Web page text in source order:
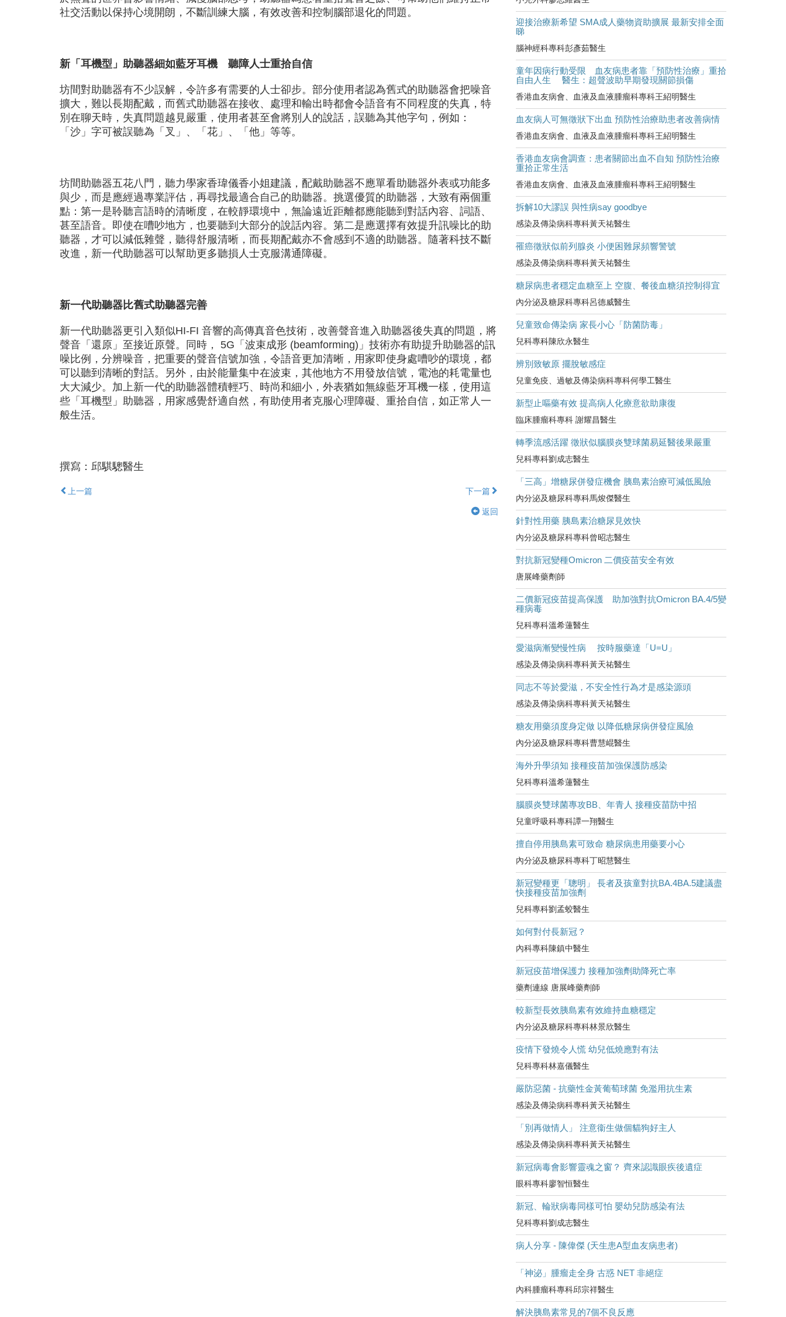
社交活動以保持心境開朗，不斷訓練大腦，有效改善和控制腦部退化的問題。
新「耳機型」 助聽器細如藍牙耳機 聽障人士重拾自信
坊間對助聽器有不少誤解，令許多有需要的人士卻步。部分使用者認為舊式的助聽器會把噪音
擴大，難以長期配戴，而舊式助聽器在接收、處理和輸出時都會令語音有不同程度的失真，特
別在聊天時，失真問題越見嚴重，使用者甚至會將別人的說話，誤聽為其他字句，例如：
「沙」字可被誤聽為「叉」、「花」、「他」等等。
坊間助聽器五花八門，聽力學家香瑋儀香小姐建議，配戴助聽器不應單看助聽器外表或功能多
與少，而是應經過專業評估，再尋找最適合自己的助聽器。挑選優質的助聽器，大致有兩個重
點：第一是聆聽言語時的清晰度，在較靜環境中，無論遠近距離都應能聽到對話內容、詞語、
甚至語音。即使在嘈吵地方，也要聽到大部分的說話內容。第二是應選擇有效提升訊噪比的助
聽器，才可以減低雜聲，聽得舒服清晰，而長期配戴亦不會感到不適的助聽器。隨著科技不斷
改進，新一代助聽器可以幫助更多聽損人士克服溝通障礙。
新一代助聽器比舊式助聽器完善
新一代助聽器更引入類似HI-FI 音響的高傳真音色技術，改善聲音進入助聽器後失真的問題，將
聲音「還原」至接近原聲。同時， 5G「波束成形 (beamforming)」技術亦有助提升助聽器的訊
噪比例，分辨噪音，把重要的聲音信號加強，令語音更加清晰，用家即使身處嘈吵的環境，都
可以聽到清晰的對話。另外，由於能量集中在波束，其他地方不用發放信號，電池的耗電量也
大大減少。加上新一代的助聽器體積輕巧、時尚和細小，外表猶如無線藍牙耳機一樣，使用這
些「耳機型」助聽器，用家感覺舒適自然，有助使用者克服心理障礙、重拾自信，如正常人一
般生活。
撰寫：邱騏驄醫生
上一篇 下一篇
返回
迎接治療新希望 SMA成人藥物資助擴展 最新安排全面
睇
腦神經科專科彭彥茹醫生
童年因病行動受限 血友病患者靠「預防性治療」重拾
自由人生 醫生：超聲波助早期發現關節損傷
香港血友病會、血液及血液腫瘤科專科王紹明醫生
血友病人可無徵狀下出血 預防性治療助患者改善病情
香港血友病會、血液及血液腫瘤科專科王紹明醫生
香港血友病會調查：患者關節出血不自知 預防性治療
重拾正常生活
香港血友病會、血液及血液腫瘤科專科王紹明醫生
拆解10大謬誤 與性病say goodbye
感染及傳染病科專科黃天祐醫生
罹癌徵狀似前列腺炎 小便困難尿頻響警號
感染及傳染病科專科黃天祐醫生
糖尿病患者穩定血糖至上 空腹、餐後血糖須控制得宜
內分泌及糖尿科專科呂德威醫生
兒童致命傳染病 家長小心「防菌防毒」
兒科專科陳欣永醫生
辨別致敏原 擺脫敏感症
兒童免疫、過敏及傳染病科專科何學工醫生
新型止嘔藥有效 提高病人化療意欲助康復
臨床腫瘤科專科 謝耀昌醫生
轉季流感活躍 徵狀似腦膜炎雙球菌易延醫後果嚴重
兒科專科劉成志醫生
「三高」增糖尿併發症機會 胰島素治療可減低風險
內分泌及糖尿科專科馬焌傑醫生
針對性用藥 胰島素治糖尿見效快
內分泌及糖尿科專科曾昭志醫生
對抗新冠變種Omicron 二價疫苗安全有效
唐展峰藥劑師
二價新冠疫苗提高保護 助加強對抗Omicron BA.4/5變
種病毒
兒科專科溫希蓮醫生
愛滋病漸變慢性病 按時服藥達「U=U」
感染及傳染病科專科黃天祐醫生
同志不等於愛滋，不安全性行為才是感染源頭
感染及傳染病科專科黃天祐醫生
糖友用藥須度身定做 以降低糖尿病併發症風險
內分泌及糖尿科專科曹慧崐醫生
海外升學須知 接種疫苗加強保護防感染
兒科專科溫希蓮醫生
腦膜炎雙球菌專攻BB、年青人 接種疫苗防中招
兒童呼吸科專科譚一翔醫生
擅自停用胰島素可致命 糖尿病患用藥要小心
內分泌及糖尿科專科丁昭慧醫生
新冠變種更「聰明」 長者及孩童對抗BA.4BA.5建議盡
快接種疫苗加強劑
兒科專科劉孟蛟醫生
如何對付長新冠？
內科專科陳鎮中醫生
新冠疫苗增保護力 接種加強劑助降死亡率
藥劑連線 唐展峰藥劑師
較新型長效胰島素有效維持血糖穩定
内分泌及糖尿科專科林景欣醫生
疫情下發燒令人慌 幼兒低燒應對有法
兒科專科林嘉儀醫生
嚴防惡菌 - 抗藥性金黃葡萄球菌 免濫用抗生素
感染及傳染病科專科黃天祐醫生
「別再做情人」 注意衞生做個貓狗好主人
感染及傳染病科專科黃天祐醫生
新冠病毒會影響靈魂之窗？ 齊來認識眼疾後遺症
眼科專科廖智恒醫生
新冠、輪狀病毒同樣可怕 嬰幼兒防感染有法
兒科專科劉成志醫生
病人分享 - 陳偉傑 (天生患A型血友病患者)
「神泌」腫瘤走全身 古惑 NET 非絕症
內科腫瘤科專科邱宗祥醫生
解決胰島素常見的7個不良反應